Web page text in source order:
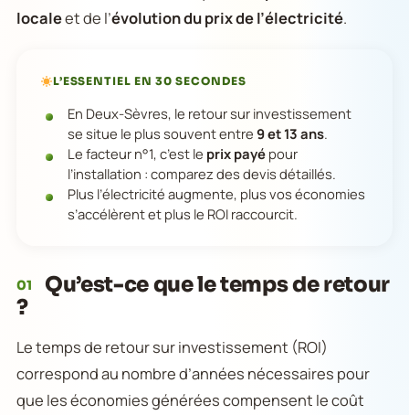
localeet de l’évolution du prix de l’électricité.
L’ESSENTIEL EN 30 SECONDES
En Deux-Sèvres, le retour sur investissement
se situe le plus souvent entre 9 et 13 ans.
Le facteur n°1, c’est le prix payé pour
l’installation : comparez des devis détaillés.
Plus l’électricité augmente, plus vos économies
s’accélèrent et plus le ROI raccourcit.
01
Qu’est-ce que le temps de retour
?
Le temps de retour sur investissement (ROI)
correspond au nombre d’années nécessaires pour
que les économies générées compensent le coût